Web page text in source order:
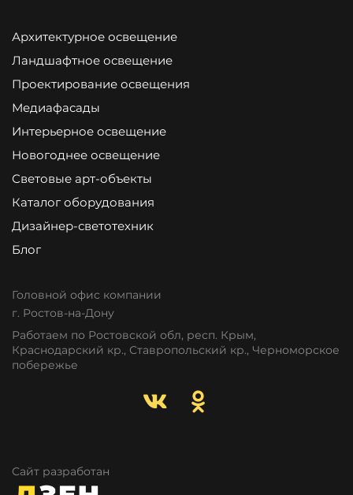
Архитектурное освещение
Ландшафтное освещение
Проектирование освещения
Медиафасады
Интерьерное освещение
Новогоднее освещение
Световые арт-объекты
Каталог оборудования
Дизайнер-светотехник
Блог
Головной офис компании
г. Ростов-на-Дону
Работаем по Ростовской обл, респ. Крым,
Краснодарский кр., Ставропольский кр., Черноморское
побережье
Сайт разработан